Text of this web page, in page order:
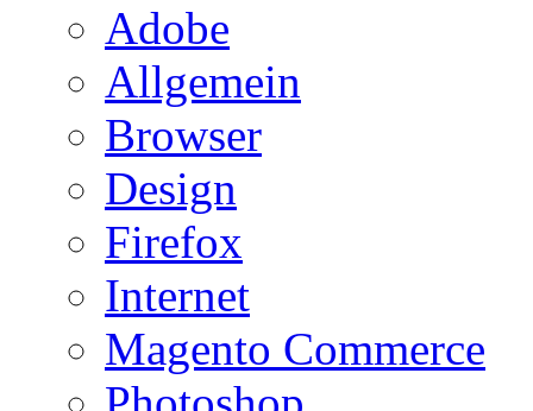
Adobe
Allgemein
Browser
Design
Firefox
Internet
Magento Commerce